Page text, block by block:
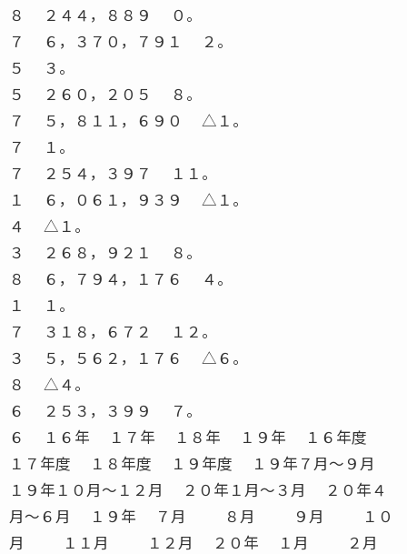
８ ２４４，８８９ ０。
７ ６，３７０，７９１ ２。
５ ３。
５ ２６０，２０５ ８。
７ ５，８１１，６９０ △１。
７ １。
７ ２５４，３９７ １１。
１ ６，０６１，９３９ △１。
４ △１。
３ ２６８，９２１ ８。
８ ６，７９４，１７６ ４。
１ １。
７ ３１８，６７２ １２。
３ ５，５６２，１７６ △６。
８ △４。
６ ２５３，３９９ ７。
６ １６年 １７年 １８年 １９年 １６年度
１７年度 １８年度 １９年度 １９年７月〜９月
１９年１０月〜１２月 ２０年１月〜３月 ２０年４
月〜６月 １９年 ７月 ８月 ９月 １０
月 １１月 １２月 ２０年 １月 ２月